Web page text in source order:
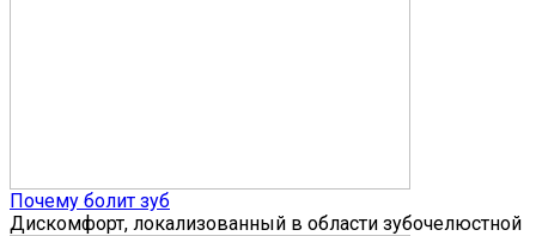
Почему болит зуб
Дискомфорт, локализованный в области зубочелюстной